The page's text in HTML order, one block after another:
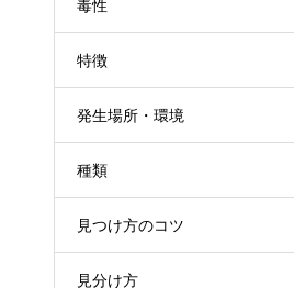
毒性
特徴
発生場所・環境
種類
見つけ方のコツ
見分け方